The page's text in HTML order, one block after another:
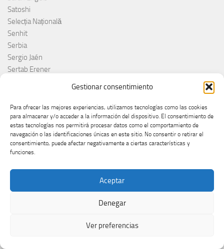
Gestionar consentimiento
Para ofrecer las mejores experiencias, utilizamos tecnologías como las cookies
para almacenar y/o acceder a la información del dispositivo. El consentimiento de
estas tecnologías nos permitirá procesar datos como el comportamiento de
navegación o las identificaciones únicas en este sitio. No consentir o retirar el
consentimiento, puede afectar negativamente a ciertas características y
funciones.
Aceptar
Denegar
Ver preferencias
Satoshi
Selecția Națională
Senhit
Serbia
Sergio Jaén
Sertab Erener
Slimane
Slovacchia
Slovačka
Slovakia
Slovaquie
Slóvenie